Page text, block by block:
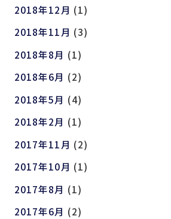
2018年12月 (1)
2018年11月 (3)
2018年8月 (1)
2018年6月 (2)
2018年5月 (4)
2018年2月 (1)
2017年11月 (2)
2017年10月 (1)
2017年8月 (1)
2017年6月 (2)